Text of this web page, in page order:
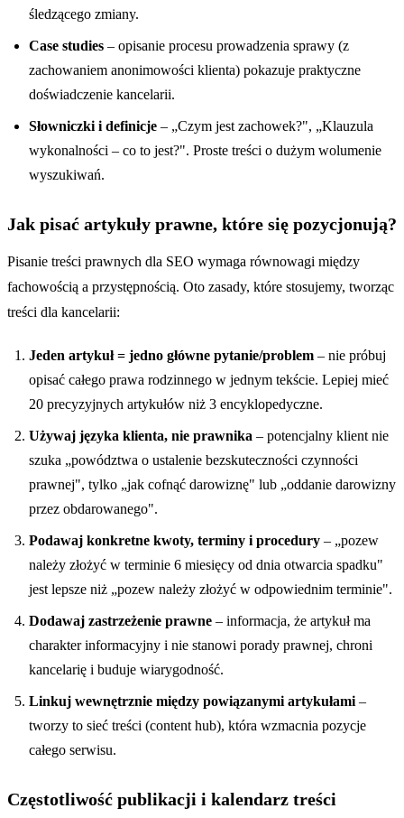
śledzącego zmiany.
Case studies – opisanie procesu prowadzenia sprawy (z
zachowaniem anonimowości klienta) pokazuje praktyczne
doświadczenie kancelarii.
Słowniczki i definicje – „Czym jest zachowek?", „Klauzula
wykonalności – co to jest?". Proste treści o dużym wolumenie
wyszukiwań.
Jak pisać artykuły prawne, które się pozycjonują?
Pisanie treści prawnych dla SEO wymaga równowagi między
fachowością a przystępnością. Oto zasady, które stosujemy, tworząc
treści dla kancelarii:
Jeden artykuł = jedno główne pytanie/problem – nie próbuj
opisać całego prawa rodzinnego w jednym tekście. Lepiej mieć
20 precyzyjnych artykułów niż 3 encyklopedyczne.
Używaj języka klienta, nie prawnika – potencjalny klient nie
szuka „powództwa o ustalenie bezskuteczności czynności
prawnej", tylko „jak cofnąć darowiznę" lub „oddanie darowizny
przez obdarowanego".
Podawaj konkretne kwoty, terminy i procedury – „pozew
należy złożyć w terminie 6 miesięcy od dnia otwarcia spadku"
jest lepsze niż „pozew należy złożyć w odpowiednim terminie".
Dodawaj zastrzeżenie prawne – informacja, że artykuł ma
charakter informacyjny i nie stanowi porady prawnej, chroni
kancelarię i buduje wiarygodność.
Linkuj wewnętrznie między powiązanymi artykułami –
tworzy to sieć treści (content hub), która wzmacnia pozycje
całego serwisu.
Częstotliwość publikacji i kalendarz treści